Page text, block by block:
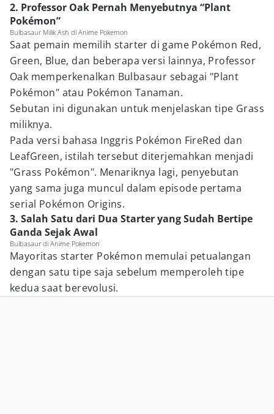
2. Professor Oak Pernah Menyebutnya “Plant
Pokémon”
Bulbasaur Milik Ash di Anime Pokemon
Saat pemain memilih starter di game Pokémon Red,
Green, Blue, dan beberapa versi lainnya, Professor
Oak memperkenalkan Bulbasaur sebagai "Plant
Pokémon" atau Pokémon Tanaman.
Sebutan ini digunakan untuk menjelaskan tipe Grass
miliknya.
Pada versi bahasa Inggris Pokémon FireRed dan
LeafGreen, istilah tersebut diterjemahkan menjadi
"Grass Pokémon". Menariknya lagi, penyebutan
yang sama juga muncul dalam episode pertama
serial Pokémon Origins.
3. Salah Satu dari Dua Starter yang Sudah Bertipe
Ganda Sejak Awal
Bulbasaur di Anime Pokemon
Mayoritas starter Pokémon memulai petualangan
dengan satu tipe saja sebelum memperoleh tipe
kedua saat berevolusi.